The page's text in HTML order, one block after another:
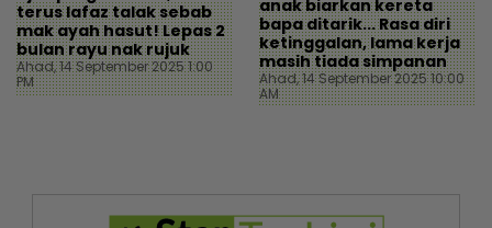
terus lafaz talak sebab
mak ayah hasut! Lepas 2
bulan rayu nak rujuk
Ahad, 14 September 2025 1:00
PM
anak biarkan kereta
bapa ditarik... Rasa diri
ketinggalan, lama kerja
masih tiada simpanan
Ahad, 14 September 2025 10:00
AM